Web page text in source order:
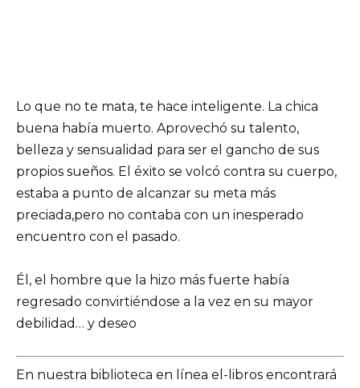
Lo que no te mata, te hace inteligente. La chica
buena había muerto. Aprovechó su talento,
belleza y sensualidad para ser el gancho de sus
propios sueños. El éxito se volcó contra su cuerpo,
estaba a punto de alcanzar su meta más
preciada,pero no contaba con un inesperado
encuentro con el pasado.
Él, el hombre que la hizo más fuerte había
regresado convirtiéndose a la vez en su mayor
debilidad… y deseo
En nuestra biblioteca en línea el-libros encontrará